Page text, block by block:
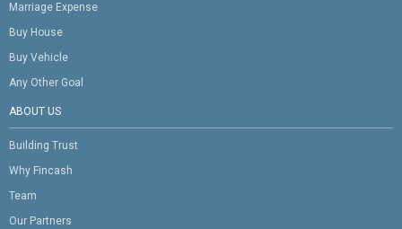
Marriage Expense
Buy House
Buy Vehicle
Any Other Goal
ABOUT US
Building Trust
Why Fincash
Team
Our Partners